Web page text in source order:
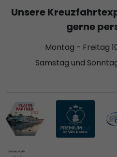
Unsere
gerne
Montag - Freitag
Samstag und